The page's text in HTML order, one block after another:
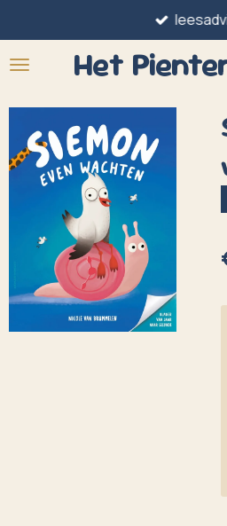
direct
naar
Het